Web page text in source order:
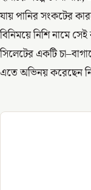
যায় পানির সংকটের
বিনিময়ে নিশি নামে
সিলেটের একটি
এতে অভিনয় করেছেন